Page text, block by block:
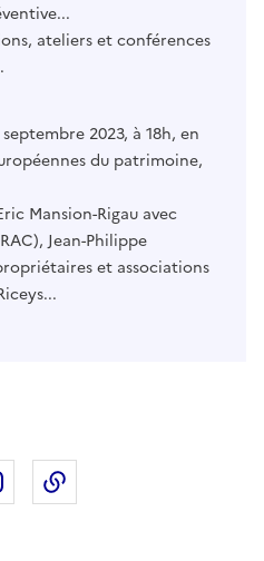
ateliers et conférences
2023, à 18h, en
du patrimoine,
Mansion-Rigau avec
Jean-Philippe
et associations
sur Linkedin
Partager sur Instagram